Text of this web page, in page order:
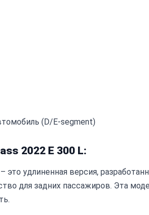
(D/E-segment)
2022 E 300 L:
это удлиненная версия,
для задних пассажиров. Эта